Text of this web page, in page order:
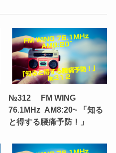
№312 FM WING
76.1MHz AM8:20~ 「知る
と得する腰痛予防！」